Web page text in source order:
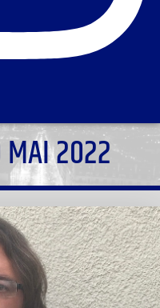
MAI 2022